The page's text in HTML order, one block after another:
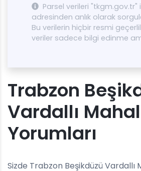
Parsel verileri "tkgm.gov.tr"
adresinden anlık olarak
Bu verilerin hiçbir resmi
veriler sadece bilgi edinme
Trabzon
Vardallı
Yorumları
Sizde Trabzon Beşikdüzü Vardallı